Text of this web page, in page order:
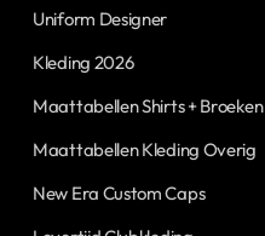
Uniform Designer
Kleding 2026
Maattabellen Shirts + Broeken
Maattabellen Kleding Overig
New Era Custom Caps